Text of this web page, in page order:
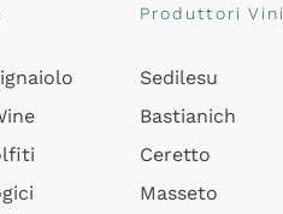
Produttori Vini
Sedilesu
Bastianich
Ceretto
Masseto